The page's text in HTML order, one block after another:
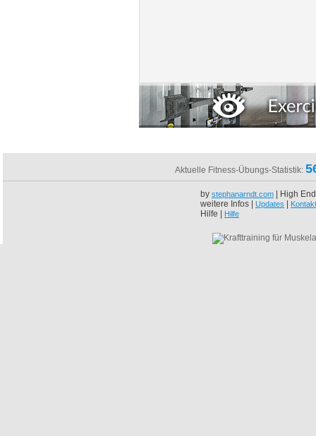
Aktuelle Fitness-Übungs-Statistik:
by stephanarndt.com | High
weitere Infos | Updates Kontakt
Hilfe | Hilfe